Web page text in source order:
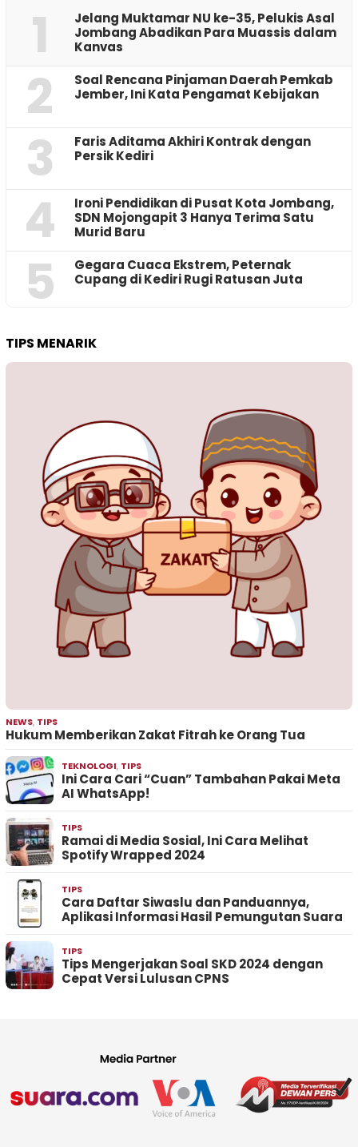
1
Jelang Muktamar NU ke-35, Pelukis Asal
Jombang Abadikan Para Muassis dalam
Kanvas
2
‎Soal Rencana Pinjaman Daerah Pemkab
Jember, Ini Kata Pengamat Kebijakan ‎
3
Faris Aditama Akhiri Kontrak dengan
Persik Kediri
4
Ironi Pendidikan di Pusat Kota Jombang,
SDN Mojongapit 3 Hanya Terima Satu
Murid Baru
5
‎Gegara Cuaca Ekstrem, Peternak
Cupang di Kediri Rugi Ratusan Juta
TIPS MENARIK
NEWS, TIPS
Hukum Memberikan Zakat Fitrah ke Orang Tua
TEKNOLOGI, TIPS
Ini Cara Cari “Cuan” Tambahan Pakai Meta
AI WhatsApp!
TIPS
Ramai di Media Sosial, Ini Cara Melihat
Spotify Wrapped 2024
TIPS
Cara Daftar Siwaslu dan Panduannya,
Aplikasi Informasi Hasil Pemungutan Suara
TIPS
Tips Mengerjakan Soal SKD 2024 dengan
Cepat Versi Lulusan CPNS